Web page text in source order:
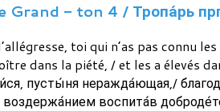
- ton 4 / Тропа́рь
toi qui n’as pas connu
dans la piété, / et les a élevés
пусты́ня неражда́ющая,/
воспита́в